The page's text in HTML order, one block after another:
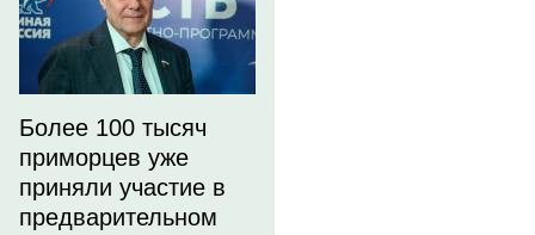
Более 100 тысяч
приморцев уже
приняли участие в
предварительном